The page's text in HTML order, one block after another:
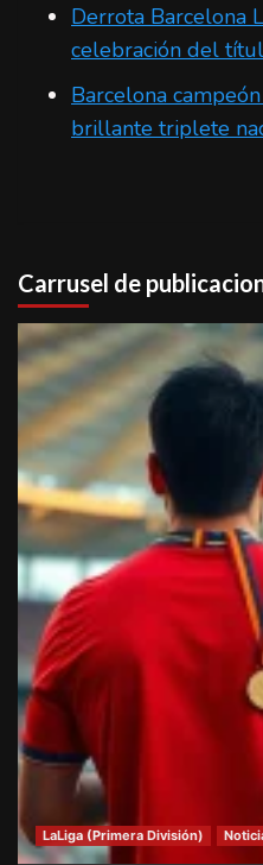
Derrota Barcelona
celebración del
Barcelona
brillante triplete
Carrusel de
LaLiga (Primera División)